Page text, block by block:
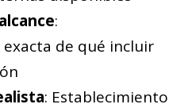
:
de qué incluir
: Establecimiento